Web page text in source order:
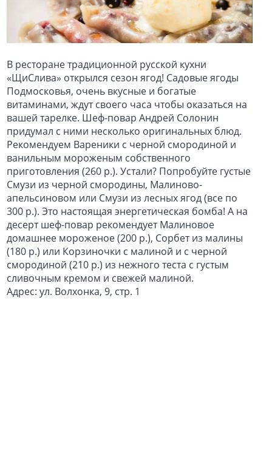
В ресторане традиционной русской кухни
«ЩиCлива» открылся сезон ягод! Садовые ягоды
Подмосковья, очень вкусные и богатые
витаминами, ждут своего часа чтобы оказаться на
вашей тарелке. Шеф-повар Андрей Солонин
придумал с ними несколько оригинальных блюд.
Рекомендуем Вареники с черной смородиной и
ванильным мороженым собственного
приготовления (260 р.). Устали? Попробуйте густые
Смузи из черной смородины, Малиново-
апельсиновом или Смузи из лесных ягод (все по
300 р.). Это настоящая энергетическая бомба! А на
десерт шеф-повар рекомендует Малиновое
домашнее мороженое (200 р.), Сорбет из малины
(180 р.) или Корзиночки с малиной и с черной
смородиной (210 р.) из нежного теста с густым
сливочным кремом и свежей малиной.
Адрес: ул. Волхонка, 9, стр. 1